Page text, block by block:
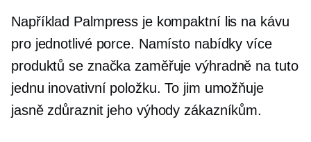
Například Palmpress je kompaktní lis na kávu
pro jednotlivé porce. Namísto nabídky více
produktů se značka zaměřuje výhradně na tuto
jednu inovativní položku. To jim umožňuje
jasně zdůraznit jeho výhody zákazníkům.